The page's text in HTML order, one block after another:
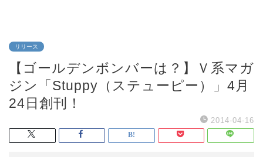
リリース
【ゴールデンボンバーは？】Ｖ系マガ
ジン「Stuppy（ステューピー）」4月
24日創刊！
2014-04-16